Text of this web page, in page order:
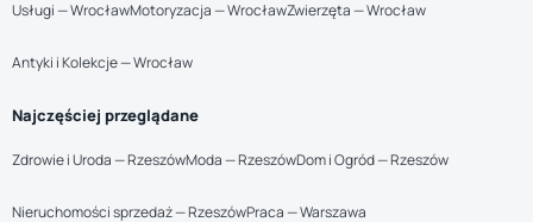
Usługi — WrocławMotoryzacja — WrocławZwierzęta — Wrocław
Antyki i Kolekcje — Wrocław
Najczęściej przeglądane
Zdrowie i Uroda — RzeszówModa — RzeszówDom i Ogród — Rzeszów
Nieruchomości sprzedaż — RzeszówPraca — Warszawa